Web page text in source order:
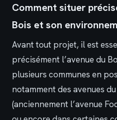
Comment situer
Bois et son
Avant tout projet, il est
précisément l’avenue du
plusieurs communes en
notamment des avenues
(anciennement l’avenue